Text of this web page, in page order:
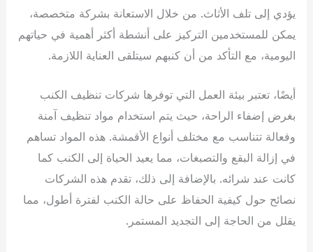
يؤدي إلى تلف الأثاث. من خلال الاستعانة بشركة متخصصة،
يمكن للمستخدمين التركيز على أنشطة أكثر أهمية في حياتهم
اليومية، مع التأكد من أن كنبهم سيتلقى العناية اللازمة.
أيضًا، تعتبر بيئة العمل التي توفرها شركات تنظيف الكنب
بغرض إضفاء الراحة، حيث يتم استخدام مواد تنظيف آمنة
وفعالة تتناسب مع مختلف أنواع الأقمشة. هذه المواد تساهم
في إزالة البقع والتصبغات، مما يعيد الحياة إلى الكنب كما
كانت عند شرائه. بالإضافة إلى ذلك، تقدم هذه الشركات
نصائح حول كيفية الحفاظ على حالة الكنب لفترة أطول، مما
يقلل من الحاجة إلى التجديد المستمر.